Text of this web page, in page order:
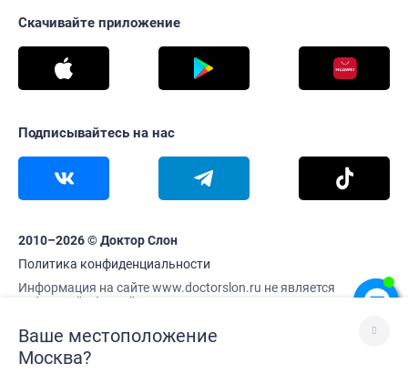
Скачивайте приложение
Подписывайтесь на нас
2010–2026 © Доктор Слон
Политика конфиденциальности
Информация на сайте www.doctorslon.ru не является
публичной офертой
Ваше местоположение
Москва?